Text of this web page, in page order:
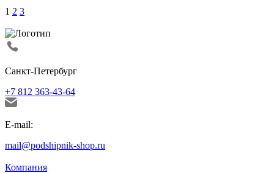
1 2 3
Санкт-Петербург
+7 812 363-43-64
E-mail:
mail@podshipnik-shop.ru
Компания